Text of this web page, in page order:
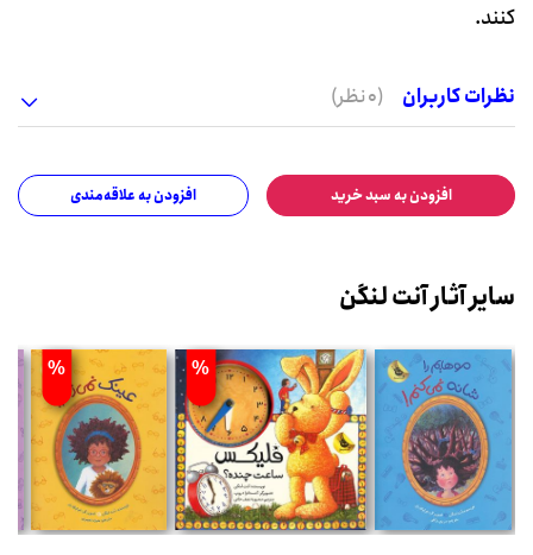
کنند.
نظرات کاربران (0 نظر)
افزودن به سبد خرید افزودن به علاقه‌مندی
سایر آثار آنت لنگن
%
%